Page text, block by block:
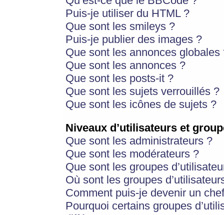
Puis-je utiliser du HTML ?
Que sont les smileys ?
Puis-je publier des images ?
Que sont les annonces globales
Que sont les annonces ?
Que sont les posts-it ?
Que sont les sujets verrouillés ?
Que sont les icônes de sujets ?
Niveaux d’utilisateurs et
Que sont les administrateurs ?
Que sont les modérateurs ?
Que sont les groupes
Où sont les groupes
Comment puis-je devenir un
Pourquoi certains groupes